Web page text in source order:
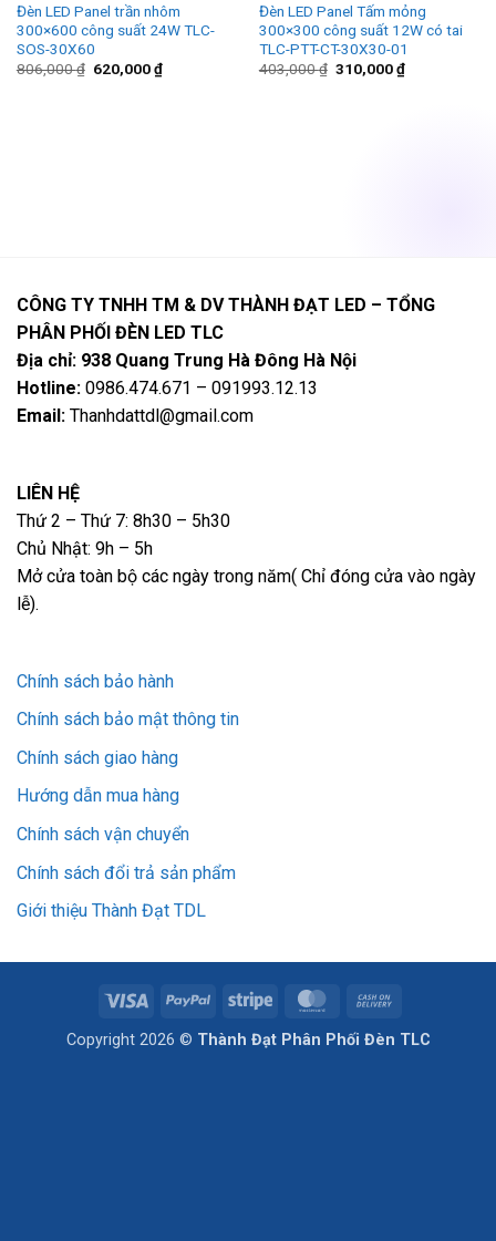
Đèn LED Panel trần nhôm
300×600 công suất 24W TLC-
SOS-30X60
806,000₫ Giá
620,000₫Giá
hiện
Đèn LED Panel Tấm mỏng
300×300 công suất 12W có tai
TLC-PTT-CT-30X30-01
403,000₫ Giá
310,000₫Giá
hiện
CÔNG TY TNHH TM & DV THÀNH ĐẠT LED – TỔNG
PHÂN PHỐI ĐÈN LED TLC
Địa chỉ: 938 Quang Trung Hà Đông Hà Nội
Hotline: 0986.474.671 – 091993.12.13
Email: Thanhdattdl@gmail.com
LIÊN HỆ
Thứ 2 – Thứ 7: 8h30 – 5h30
Chủ Nhật: 9h – 5h
Mở cửa toàn bộ các ngày trong năm( Chỉ đóng cửa vào ngày
lễ).
Chính sách bảo hành
Chính sách bảo mật thông tin
Chính sách giao hàng
Hướng dẫn mua hàng
Chính sách vận chuyển
Chính sách đổi trả sản phẩm
Giới thiệu Thành Đạt TDL
Visa PayPal Stripe MasterCard
Delivery
Copyright 2026 © Thành Đạt Phân Phối Đèn TLC